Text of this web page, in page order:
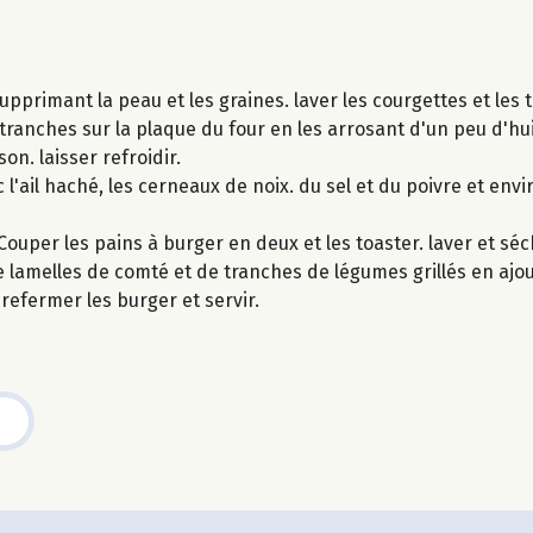
la peau et les graines. laver les courgettes et les
sur la plaque du four en les arrosant d'un peu
laisser refroidir.
haché, les cerneaux de noix. du sel et du poivre et
les pains à burger en deux et les toaster. laver et
de comté et de tranches de légumes grillés en
les burger et servir.